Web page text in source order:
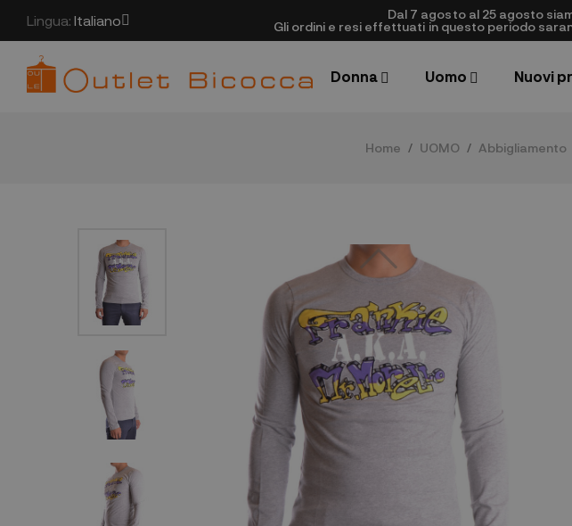
Lingua: Italiano
Dal 7 agosto al 25 agosto
Gli ordini e resi effettuati in questo periodo
Donna Uomo Nuovi
Home UOMO Abbigliamento